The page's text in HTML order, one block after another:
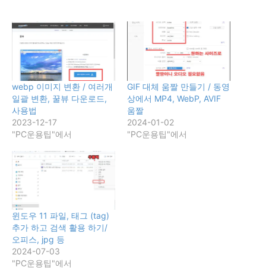
webp 이미지 변환 / 여러개
일괄 변환, 꿀뷰 다운로드,
사용법
2023-12-17
"PC운용팁"에서
GIF 대체 움짤 만들기 / 동영
상에서 MP4, WebP, AVIF
움짤
2024-01-02
"PC운용팁"에서
윈도우 11 파일, 태그 (tag)
추가 하고 검색 활용 하기/
오피스, jpg 등
2024-07-03
"PC운용팁"에서